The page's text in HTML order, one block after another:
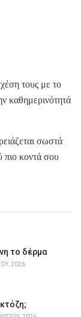
τους με το
καθημερινότητά
σωστά
πιο κοντά σου
το δέρμα
2026